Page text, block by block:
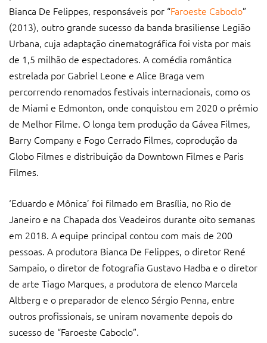
Bianca De Felippes, responsáveis por “Faroeste Caboclo”
(2013), outro grande sucesso da banda brasiliense Legião
Urbana, cuja adaptação cinematográfica foi vista por mais
de 1,5 milhão de espectadores. A comédia romântica
estrelada por Gabriel Leone e Alice Braga vem
percorrendo renomados festivais internacionais, como os
de Miami e Edmonton, onde conquistou em 2020 o prêmio
de Melhor Filme. O longa tem produção da Gávea Filmes,
Barry Company e Fogo Cerrado Filmes, coprodução da
Globo Filmes e distribuição da Downtown Filmes e Paris
Filmes.
‘Eduardo e Mônica’ foi filmado em Brasília, no Rio de
Janeiro e na Chapada dos Veadeiros durante oito semanas
em 2018. A equipe principal contou com mais de 200
pessoas. A produtora Bianca De Felippes, o diretor René
Sampaio, o diretor de fotografia Gustavo Hadba e o diretor
de arte Tiago Marques, a produtora de elenco Marcela
Altberg e o preparador de elenco Sérgio Penna, entre
outros profissionais, se uniram novamente depois do
sucesso de “Faroeste Caboclo”.